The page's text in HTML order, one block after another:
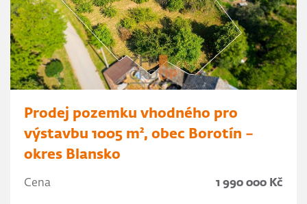
Prodej pozemku vhodného pro
výstavbu 1005 m², obec Borotín –
okres Blansko
Cena 1 990 000 Kč